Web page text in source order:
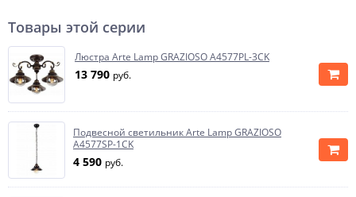
Товары этой серии
Люстра Arte Lamp GRAZIOSO A4577PL-3CK
13 790 руб.
Подвесной светильник Arte Lamp GRAZIOSO
A4577SP-1CK
4 590 руб.